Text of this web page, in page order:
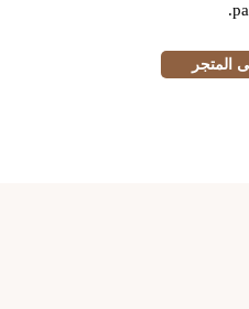
المتجر